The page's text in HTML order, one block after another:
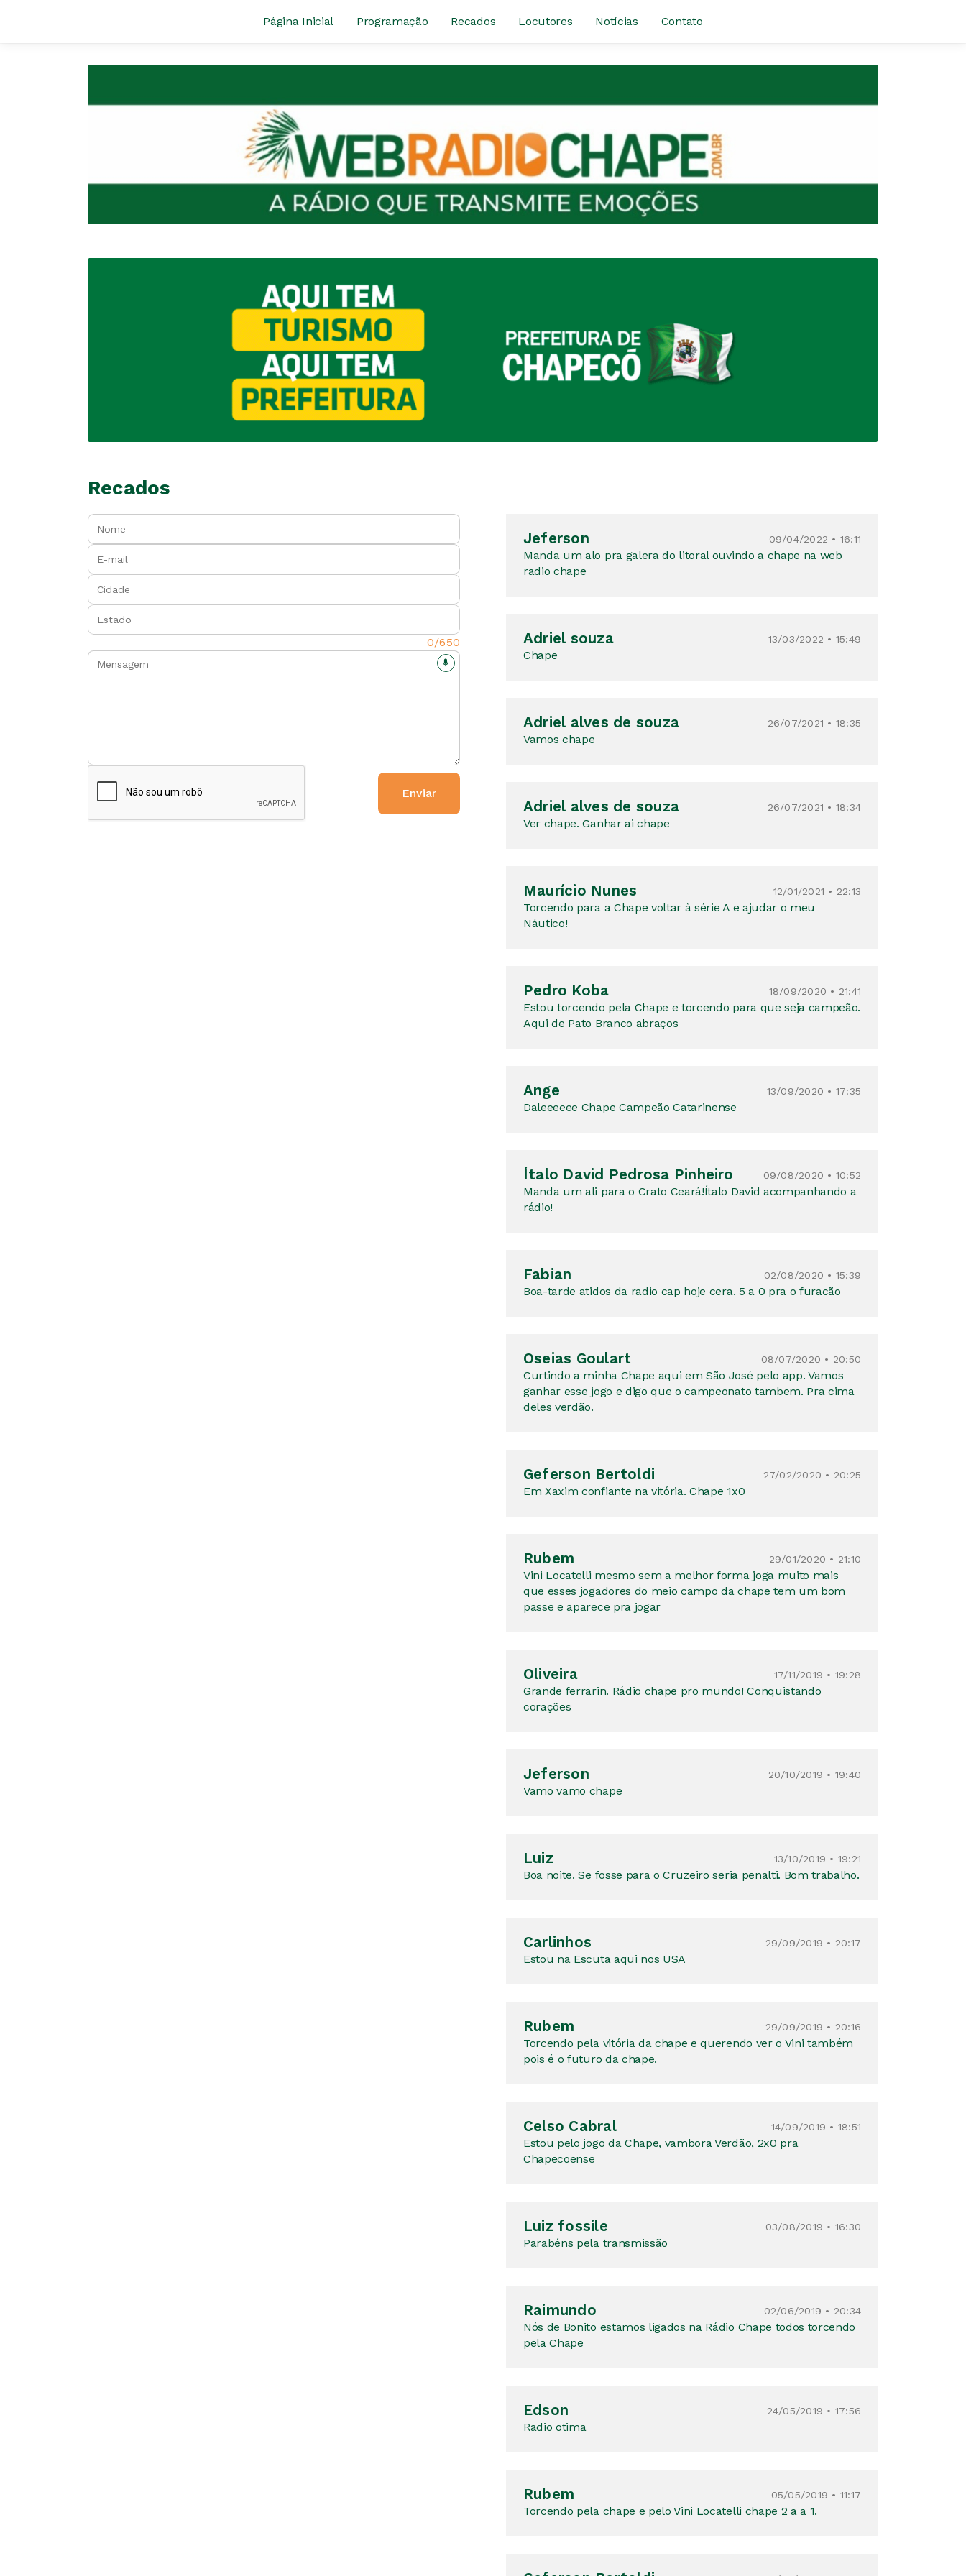
Página Inicial Programação Recados Locutores Notícias Contato
Recados
Nome:
E-mail:
Cidade:
Estado:
0/650
Enviar
Jeferson 09/04/2022 • 16:11
Manda um alo pra galera do litoral ouvindo a chape na web
radio chape
Adriel souza 13/03/2022 • 15:49
Chape
Adriel alves de souza 26/07/2021 • 18:35
Vamos chape
Adriel alves de souza 26/07/2021 • 18:34
Ver chape. Ganhar ai chape
Maurício Nunes 12/01/2021 • 22:13
Torcendo para a Chape voltar à série A e ajudar o meu
Náutico!
Pedro Koba 18/09/2020 • 21:41
Estou torcendo pela Chape e torcendo para que seja campeão.
Aqui de Pato Branco abraços
Ange 13/09/2020 • 17:35
Daleeeeee Chape Campeão Catarinense
Ítalo David Pedrosa Pinheiro 09/08/2020 • 10:52
Manda um ali para o Crato Ceará!Ítalo David acompanhando a
rádio!
Fabian 02/08/2020 • 15:39
Boa-tarde atidos da radio cap hoje cera. 5 a 0 pra o furacão
Oseias Goulart 08/07/2020 • 20:50
Curtindo a minha Chape aqui em São José pelo app. Vamos
ganhar esse jogo e digo que o campeonato tambem. Pra cima
deles verdão.
Geferson Bertoldi 27/02/2020 • 20:25
Em Xaxim confiante na vitória. Chape 1x0
Rubem 29/01/2020 • 21:10
Vini Locatelli mesmo sem a melhor forma joga muito mais
que esses jogadores do meio campo da chape tem um bom
passe e aparece pra jogar
Oliveira 17/11/2019 • 19:28
Grande ferrarin. Rádio chape pro mundo! Conquistando
corações
Jeferson 20/10/2019 • 19:40
Vamo vamo chape
Luiz 13/10/2019 • 19:21
Boa noite. Se fosse para o Cruzeiro seria penalti. Bom trabalho.
Carlinhos 29/09/2019 • 20:17
Estou na Escuta aqui nos USA
Rubem 29/09/2019 • 20:16
Torcendo pela vitória da chape e querendo ver o Vini também
pois é o futuro da chape.
Celso Cabral 14/09/2019 • 18:51
Estou pelo jogo da Chape, vambora Verdão, 2x0 pra
Chapecoense
Luiz fossile 03/08/2019 • 16:30
Parabéns pela transmissão
Raimundo 02/06/2019 • 20:34
Nós de Bonito estamos ligados na Rádio Chape todos torcendo
pela Chape
Edson 24/05/2019 • 17:56
Radio otima
Rubem 05/05/2019 • 11:17
Torcendo pela chape e pelo Vini Locatelli chape 2 a a 1.